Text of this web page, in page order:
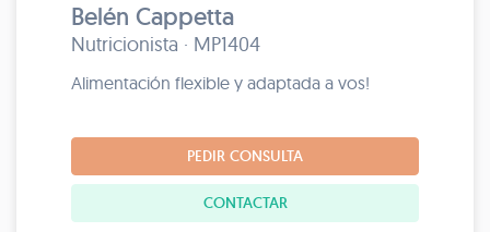
Belén Cappetta
Nutricionista · MP1404
Alimentación flexible y adaptada a vos!
PEDIR CONSULTA
CONTACTAR